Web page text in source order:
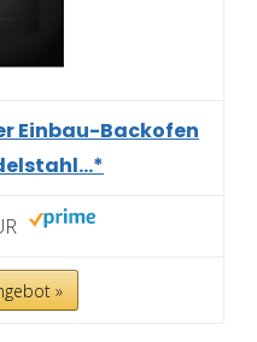
Einbau-Backofen
»